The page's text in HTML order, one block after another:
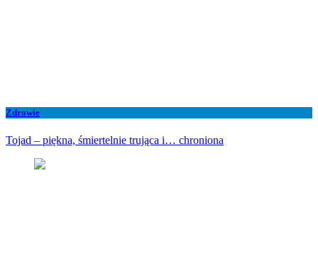
Zdrowie
Tojad – piękna, śmiertelnie trująca i… chroniona